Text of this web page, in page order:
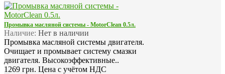
Промывка масляной системы - MotorClean 0.5л.
Наличие: Нет в наличии
Промывка масляной системы двигателя.
Очищает и промывает систему смазки
двигателя. Высокоэффективные..
1269 грн. Цена с учётом НДС